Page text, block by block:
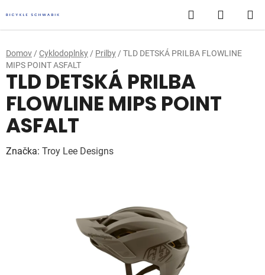
na
obsah
Hľadať
KOŠÍK
Domov / Cyklodoplnky / Prilby / TLD DETSKÁ PRILBA FLOWLINE
MIPS POINT ASFALT
TLD DETSKÁ PRILBA
FLOWLINE MIPS POINT
ASFALT
Značka: Troy Lee Designs